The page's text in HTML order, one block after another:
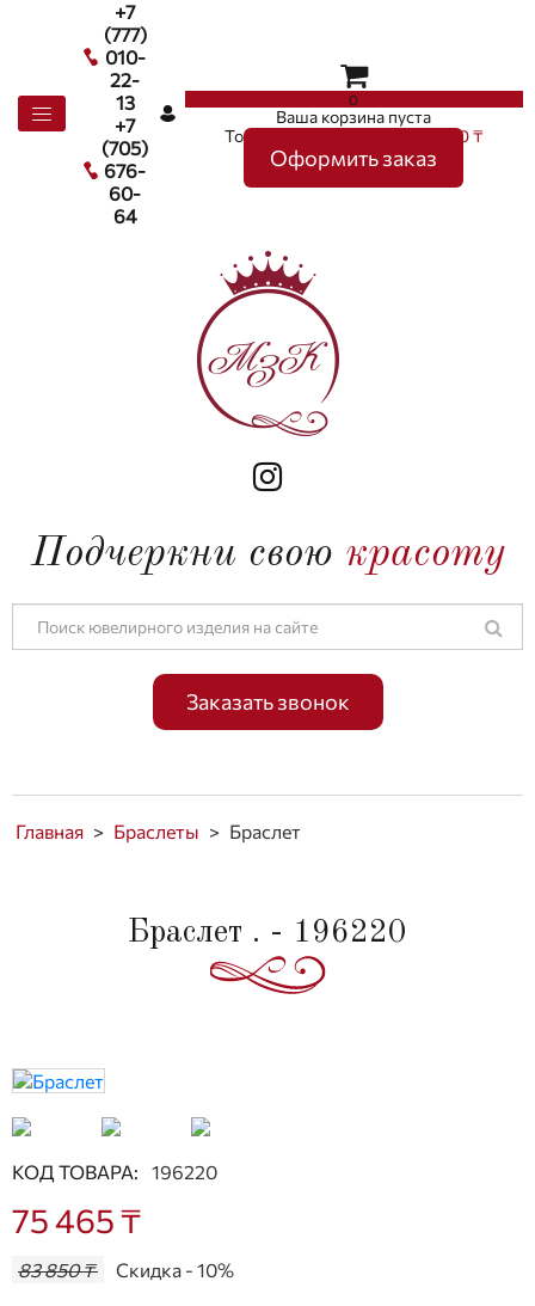
+7
(777)
010-
22-
13
+7
(705)
676-
60-
64
0
Ваша корзина пуста
Товаров в корзине
на сумму0 ₸
Оформить заказ
Подчеркни свою красоту
Заказать звонок
Главная > Браслеты > Браслет
Браслет . - 196220
КОД ТОВАРА: 196220
75 465 ₸
83 850 ₸ Скидка - 10%